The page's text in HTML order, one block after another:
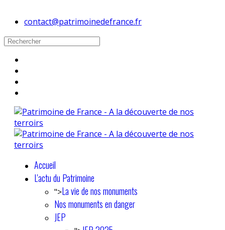
contact@patrimoinedefrance.fr
Accueil
L'actu du Patrimoine
">La vie de nos monuments
Nos monuments en danger
JEP